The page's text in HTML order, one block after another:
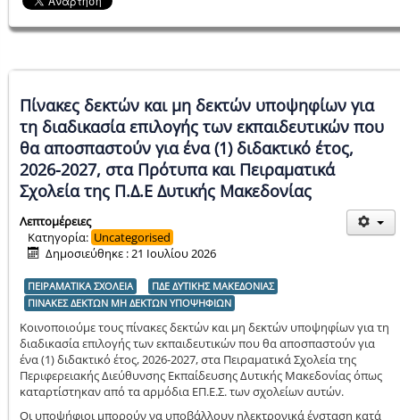
Πίνακες δεκτών και μη δεκτών υποψηφίων για
τη διαδικασία επιλογής των εκπαιδευτικών που
θα αποσπαστούν για ένα (1) διδακτικό έτος,
2026-2027, στα Πρότυπα και Πειραματικά
Σχολεία της Π.Δ.Ε Δυτικής Μακεδονίας
Λεπτομέρειες
Κατηγορία: Uncategorised
Δημοσιεύθηκε : 21 Ιουλίου 2026
ΠΕΙΡΑΜΑΤΙΚΑ ΣΧΟΛΕΙΑ
ΠΔΕ ΔΥΤΙΚΗΣ ΜΑΚΕΔΟΝΙΑΣ
ΠΙΝΑΚΕΣ ΔΕΚΤΩΝ ΜΗ ΔΕΚΤΩΝ ΥΠΟΨΗΦΙΩΝ
Κοινοποιούμε τους πίνακες δεκτών και μη δεκτών υποψηφίων για τη
διαδικασία επιλογής των εκπαιδευτικών που θα αποσπαστούν για
ένα (1) διδακτικό έτος, 2026-2027, στα Πειραματικά Σχολεία της
Περιφερειακής Διεύθυνσης Εκπαίδευσης Δυτικής Μακεδονίας όπως
καταρτίστηκαν από τα αρμόδια ΕΠ.Ε.Σ. των σχολείων αυτών.
Οι υποψήφιοι μπορούν να υποβάλλουν ηλεκτρονικά ένσταση κατά